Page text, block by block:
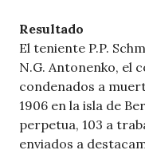
Resultado
El teniente P.P.
N.G. Antonenko, el
condenados a
1906 en la isla de
perpetua, 103 a
enviados a